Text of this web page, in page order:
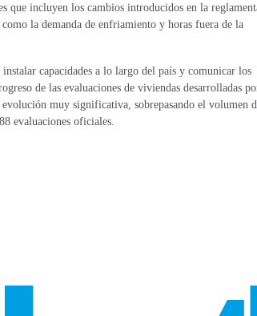
que incluyen los cambios introducidos en la
la demanda de enfriamiento y horas fuera de la
capacidades a lo largo del país y comunicar los
de las evaluaciones de viviendas desarrolladas
muy significativa, sobrepasando el volumen
evaluaciones oficiales.